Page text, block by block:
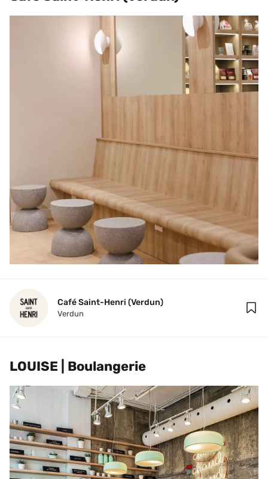
Café Saint-Henri (Verdun)
Verdun
LOUISE | Boulangerie